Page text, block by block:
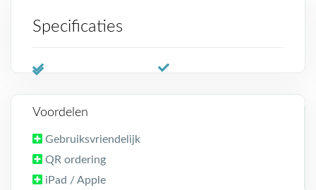
Specificaties
Voordelen
Gebruiksvriendelijk
QR ordering
iPad / Apple